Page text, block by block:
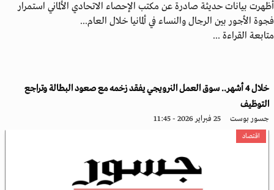
أظهرت بيانات حديثة صادرة عن مكتب الإحصاء الاتحادي الألماني استمرار
فجوة الأجور بين الرجال والنساء في ألمانيا خلال العام...
متابعة القراءة ...
خلال 4 أشهر.. سوق العمل النرويجي يفقد زخمه مع صعود البطالة وتراجع
التوظيف
جسور بوست 25 فبراير 2026 - 11:45
اقتصاد